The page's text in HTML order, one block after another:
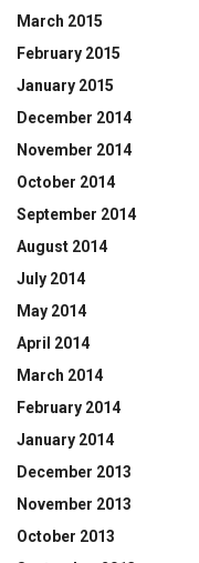
March 2015
February 2015
January 2015
December 2014
November 2014
October 2014
September 2014
August 2014
July 2014
May 2014
April 2014
March 2014
February 2014
January 2014
December 2013
November 2013
October 2013